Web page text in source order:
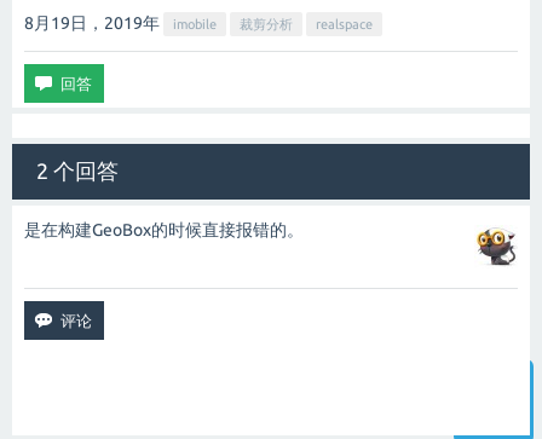
8月19日，2019年 imobile 裁剪分析 realspace
2 个回答
是在构建GeoBox的时候直接报错的。